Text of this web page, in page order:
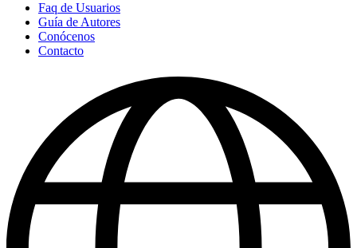
Faq de Usuarios
Guía de Autores
Conócenos
Contacto